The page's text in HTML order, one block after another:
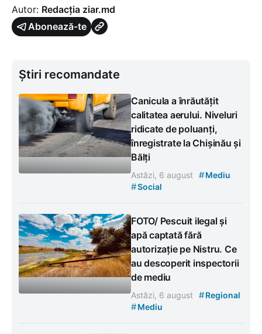
Autor: Redacția ziar.md
Abonează-te
Știri recomandate
Canicula a înrăutățit
calitatea aerului. Niveluri
ridicate de poluanți,
înregistrate la Chișinău și
Bălți
Astăzi, 6 august #Mediu
#Social
FOTO/ Pescuit ilegal și
apă captată fără
autorizație pe Nistru. Ce
au descoperit inspectorii
de mediu
Astăzi, 6 august #Regional
#Mediu